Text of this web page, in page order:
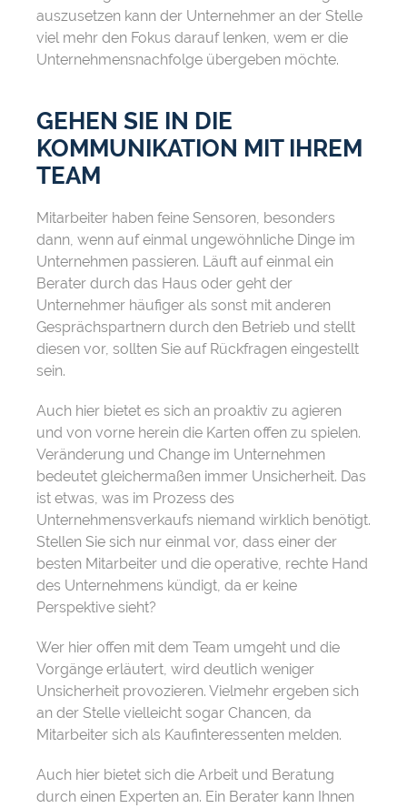
auszusetzen kann der Unternehmer an der Stelle
viel mehr den Fokus darauf lenken, wem er die
Unternehmensnachfolge übergeben möchte.
GEHEN SIE IN DIE
KOMMUNIKATION MIT IHREM
TEAM
Mitarbeiter haben feine Sensoren, besonders
dann, wenn auf einmal ungewöhnliche Dinge im
Unternehmen passieren. Läuft auf einmal ein
Berater durch das Haus oder geht der
Unternehmer häufiger als sonst mit anderen
Gesprächspartnern durch den Betrieb und stellt
diesen vor, sollten Sie auf Rückfragen eingestellt
sein.
Auch hier bietet es sich an proaktiv zu agieren
und von vorne herein die Karten offen zu spielen.
Veränderung und Change im Unternehmen
bedeutet gleichermaßen immer Unsicherheit. Das
ist etwas, was im Prozess des
Unternehmensverkaufs niemand wirklich benötigt.
Stellen Sie sich nur einmal vor, dass einer der
besten Mitarbeiter und die operative, rechte Hand
des Unternehmens kündigt, da er keine
Perspektive sieht?
Wer hier offen mit dem Team umgeht und die
Vorgänge erläutert, wird deutlich weniger
Unsicherheit provozieren. Vielmehr ergeben sich
an der Stelle vielleicht sogar Chancen, da
Mitarbeiter sich als Kaufinteressenten melden.
Auch hier bietet sich die Arbeit und Beratung
durch einen Experten an. Ein Berater kann Ihnen